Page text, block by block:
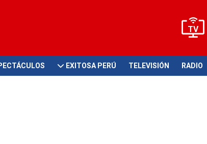
EXITOSA PERÚ TELEVISIÓN RADIO